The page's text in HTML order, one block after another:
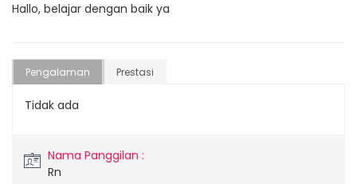
Hallo, belajar dengan baik ya
Pengalaman Prestasi
Tidak ada
Nama Panggilan :
Rn